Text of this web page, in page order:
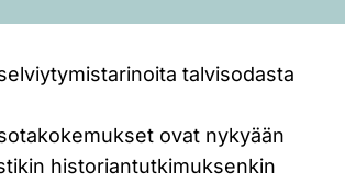
talvisodasta
ovat nykyään
historiantutkimuksenkin